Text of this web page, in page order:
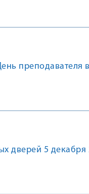
дверей 5 декабря